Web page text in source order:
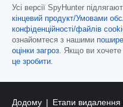
Усі версії SpyHunter
кінцевий продукт/Умовами
конфіденційності/файлів
ознайомтеся з нашими
оцінки загроз. Якщо ви хочете
це зробити.
Додому Етапи видалення